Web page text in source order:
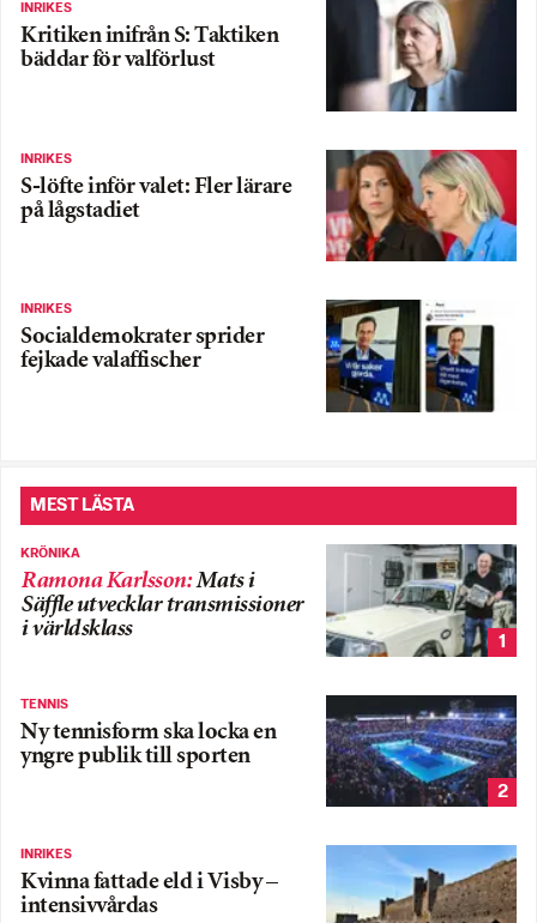
INRIKES
Kritiken inifrån S: Taktiken
bäddar för valförlust
INRIKES
S-löfte inför valet: Fler lärare
på lågstadiet
INRIKES
Socialdemokrater sprider
fejkade valaffischer
MEST LÄSTA
KRÖNIKA
Ramona Karlsson:Mats i
Säffle utvecklar transmissioner
i världsklass
1
TENNIS
Ny tennisform ska locka en
yngre publik till sporten
2
INRIKES
Kvinna fattade eld i Visby –
intensivvårdas